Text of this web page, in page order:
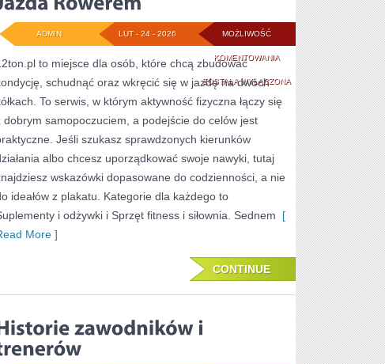
MOŻLIWOŚĆ
KOMENTOWANIAJAZDA
ROWEREM
ZOSTAŁA WYŁĄCZONA
LUT - 24 - 2026
ADMIN
to miejsce dla osób, które chcą zbudować
schudnąć oraz wkręcić się w jazdę na dwóch
To serwis, w którym aktywność fizyczna łączy się
dobrym samopoczuciem, a podejście do celów jest
Jeśli szukasz sprawdzonych kierunków
albo chcesz uporządkować swoje nawyki, tutaj
wskazówki dopasowane do codzienności, a nie
ideałów z plakatu. Kategorie dla każdego to
i odżywki i Sprzęt fitness i siłownia. Sednem [
More ]
CONTINUE